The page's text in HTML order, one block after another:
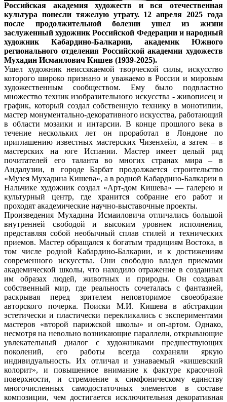
Российская академия художеств и вся отечественная
культура понесли тяжелую утрату. 12 апреля 2025 года
после продолжительной болезни ушел из жизни
заслуженный художник Российской Федерации и народный
художник Кабардино-Балкарии, академик Южного
регионального отделения Российской академии художеств
Мухадин Исмаилович Кишев (1939-2025).
Ушел художник неиссякаемой творческой силы, искусство
которого широко признано и уважаемо в России и мировым
художественным сообществом. Ему было подвластно
множество техник изобразительного искусства - живописец и
график, который создал собственную технику в монотипии,
мастер монументально-декоративного искусства, работающий
в области мозаики и интарсии. В конце прошлого века в
течение нескольких лет он проработал в Лондоне по
приглашению известных мастерских Чизенхейл, а затем – в
мастерских на юге Испании. Мастер имеет целый ряд
почитателей его таланта во многих странах мира – в
Андалузии, в городе Барбат продолжается строительство
«Музея Мухадина Кишева», а в родной Кабардино-Балкарии в
Нальчике художник создал «Арт-дом Кишева» — галерею и
культурный центр, где хранится собрание его работ и
проходят академические научно-выставочные проекты.
Произведения Мухадина Исмаиловича отличались большой
внутренней свободой и высоким уровнем исполнения,
представляя собой необычный сплав стилей и технических
приемов. Мастер обращался к богатым традициям Востока, в
том числе родной Кабардино-Балкарии, и к достижениям
современного искусства. Они свободно владел приемами
академической школы, что находило отражение в созданных
им образах людей, животных и природы. Он создавал
собственный мир, где реальность сочеталась с фантазией,
раскрывая перед зрителем неповторимое своеобразие
авторского почерка. Поиски М.И. Кишева в абстракции
эстетически и пластически перекликались с экспериментами
мастеров «второй парижской школы» и оп-артом. Однако,
несмотря на невольно возникающие параллели, открывающие
увлекательный диалог с художниками предшествующих
поколений, его работы всегда сохраняли яркую
индивидуальность. Их отличал и узнаваемый «кишевский
колорит», и повышенное внимание к фактуре красочной
поверхности, и стремление к симфоническому единству
многочисленных самодостаточных элементов в составе
композиции, чем достигается исключительная декоративная